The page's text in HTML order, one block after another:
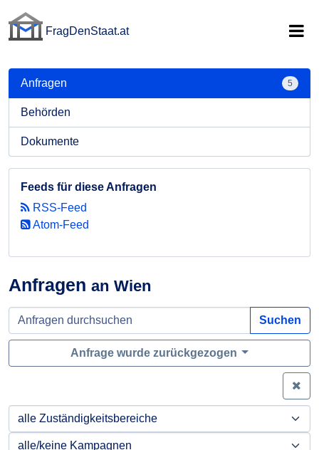
FragDenStaat.at
Anfragen an Wien
Suchen
Anfrage wurde zurückgezogen
Anfragen 5
Behörden
Dokumente
Feeds für diese Anfragen
RSS-Feed
Atom-Feed